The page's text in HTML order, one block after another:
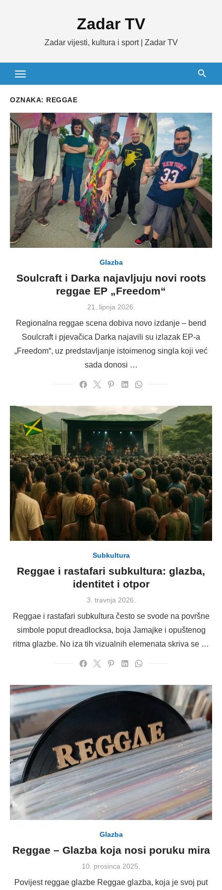
Zadar TV
Zadar vijesti, kultura i sport | Zadar TV
OZNAKA: REGGAE
Glazba
Soulcraft i Darka najavljuju novi roots
reggae EP „Freedom“
Posted
21. lipnja 2026.
Regionalna reggae scena dobiva novo izdanje – bend
Soulcraft i pjevačica Darka najavili su izlazak EP-a
„Freedom“, uz predstavljanje istoimenog singla koji već
sada donosi …
Subkultura
Reggae i rastafari subkultura: glazba,
identitet i otpor
Posted
3. travnja 2026.
Reggae i rastafari subkultura često se svode na površne
simbole poput dreadlocksa, boja Jamajke i opuštenog
ritma glazbe. No iza tih vizualnih elemenata skriva se …
Glazba
Reggae – Glazba koja nosi poruku mira
Posted
10. prosinca 2025.
Povijest reggae glazbe Reggae glazba, koja je svoj put